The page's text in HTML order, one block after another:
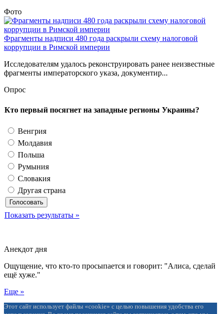
Фото
Фрагменты надписи 480 года раскрыли схему налоговой
коррупции в Римской империи
Исследователям удалось реконструировать ранее неизвестные
фрагменты императорского указа, документир...
Опрос
Кто первый посягнет на западные регионы Украины?
Венгрия
Молдавия
Польша
Румыния
Словакия
Другая страна
Показать результаты »
Анекдот дня
Ощущение, что кто-то просыпается и говорит: "Алиса, сделай
ещё хуже."
Еще »
Этот сайт использует файлы «cookie» с целью повышения удобства его